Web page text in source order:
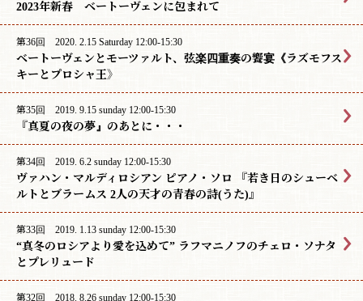
2023年新春 ベートーヴェンに包まれて
第36回 2020. 2.15 Saturday 12:00-15:30
ベートーヴェンとモーツァルト、弦楽四重奏の饗宴《ラズモフス
キーとプロシャ王》
第35回 2019. 9.15 sunday 12:00-15:30
『真夏の夜の夢』のあとに・・・
第34回 2019. 6.2 sunday 12:00-15:30
ヴァハン・マルディロシアン ピアノ・ソロ 『若き日のシューベ
ルトとブラームス 2人の天才の青春の詩(うた)』
第33回 2019. 1.13 sunday 12:00-15:30
“真冬のロシアより愛を込めて” ラフマニノフのチェロ・ソナタ
とプレリュード
第32回 2018. 8.26 sunday 12:00-15:30